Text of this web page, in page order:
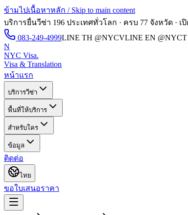
ข้ามไปเนื้อหาหลัก / Skip to main content
บริการยื่นวีซ่า 196 ประเทศทั่วโลก · ครบ 77 จังหวัด · เ
083-249-4999LINE TH @NYCVLINE EN @NYCT
N
NYC Visa.
Visa & Translation
หน้าแรก
บริการวีซ่า
พื้นที่ให้บริการ
สำหรับใคร
ข้อมูล
ติดต่อ
ไทย
ขอใบเสนอราคา